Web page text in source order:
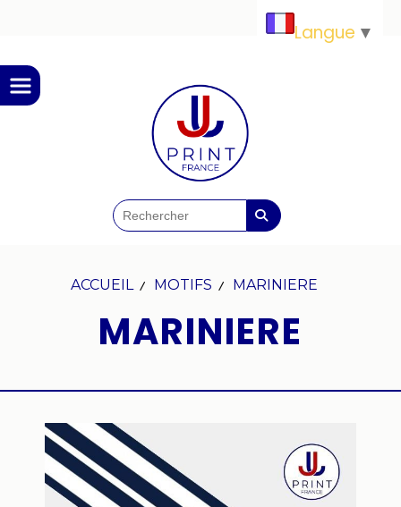
ACCUEIL MOTIFS MARINIERE
MARINIERE
Langue ▼